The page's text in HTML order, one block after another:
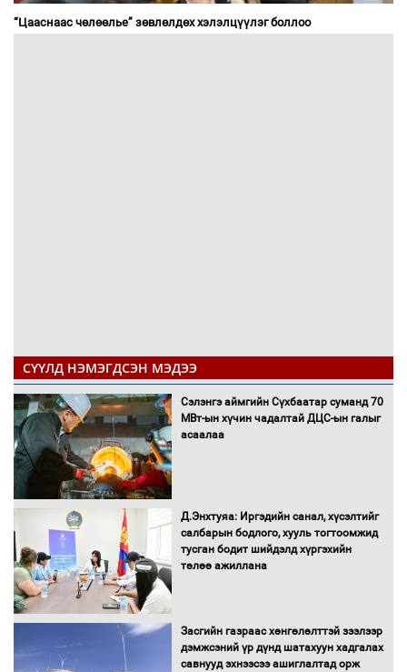
“Цааснаас чөлөөлье” зөвлөлдөх хэлэлцүүлэг боллоо
СҮҮЛД НЭМЭГДСЭН МЭДЭЭ
Сэлэнгэ аймгийн Сүхбаатар суманд 70
МВт-ын хүчин чадалтай ДЦС-ын галыг
асаалаа
Д.Энхтуяа: Иргэдийн санал, хүсэлтийг
салбарын бодлого, хууль тогтоомжид
тусган бодит шийдэлд хүргэхийн
төлөө ажиллана
Засгийн газраас хөнгөлөлттэй зээлээр
дэмжсэний үр дүнд шатахуун хадгалах
савнууд эхнээсээ ашиглалтад орж